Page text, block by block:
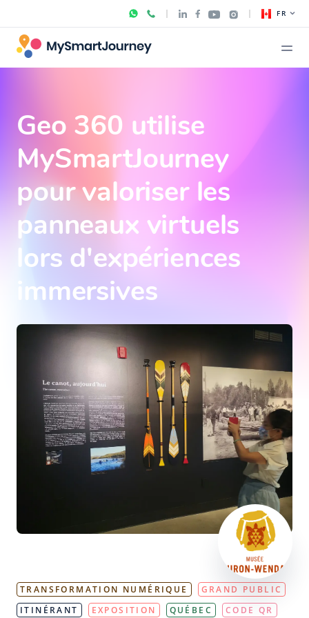
FR
Geo 360 utilise
MySmartJourney
pour valoriser les
panneaux virtuels
lors d'expériences
immersives
TRANSFORMATION NUMÉRIQUE
GRAND PUBLIC
ITINÉRANT
EXPOSITION QUÉBEC CODE QR